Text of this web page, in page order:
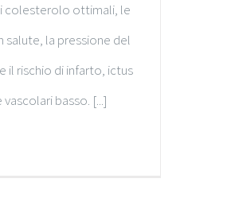
colesterolo ottimali, le
salute, la pressione del
il rischio di infarto, ictus
basso. [...]